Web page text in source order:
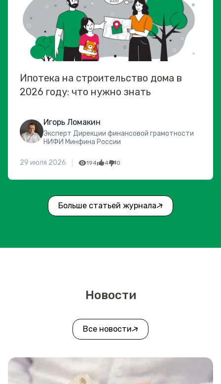
Ипотека на строительство дома в
2026 году: что нужно знать
Игорь Ломакин
Эксперт Дирекции финансовой грамотности
НИФИ Минфина России
29 июля 2026 194 4 0
Больше статьей журнала
Новости
Все новости